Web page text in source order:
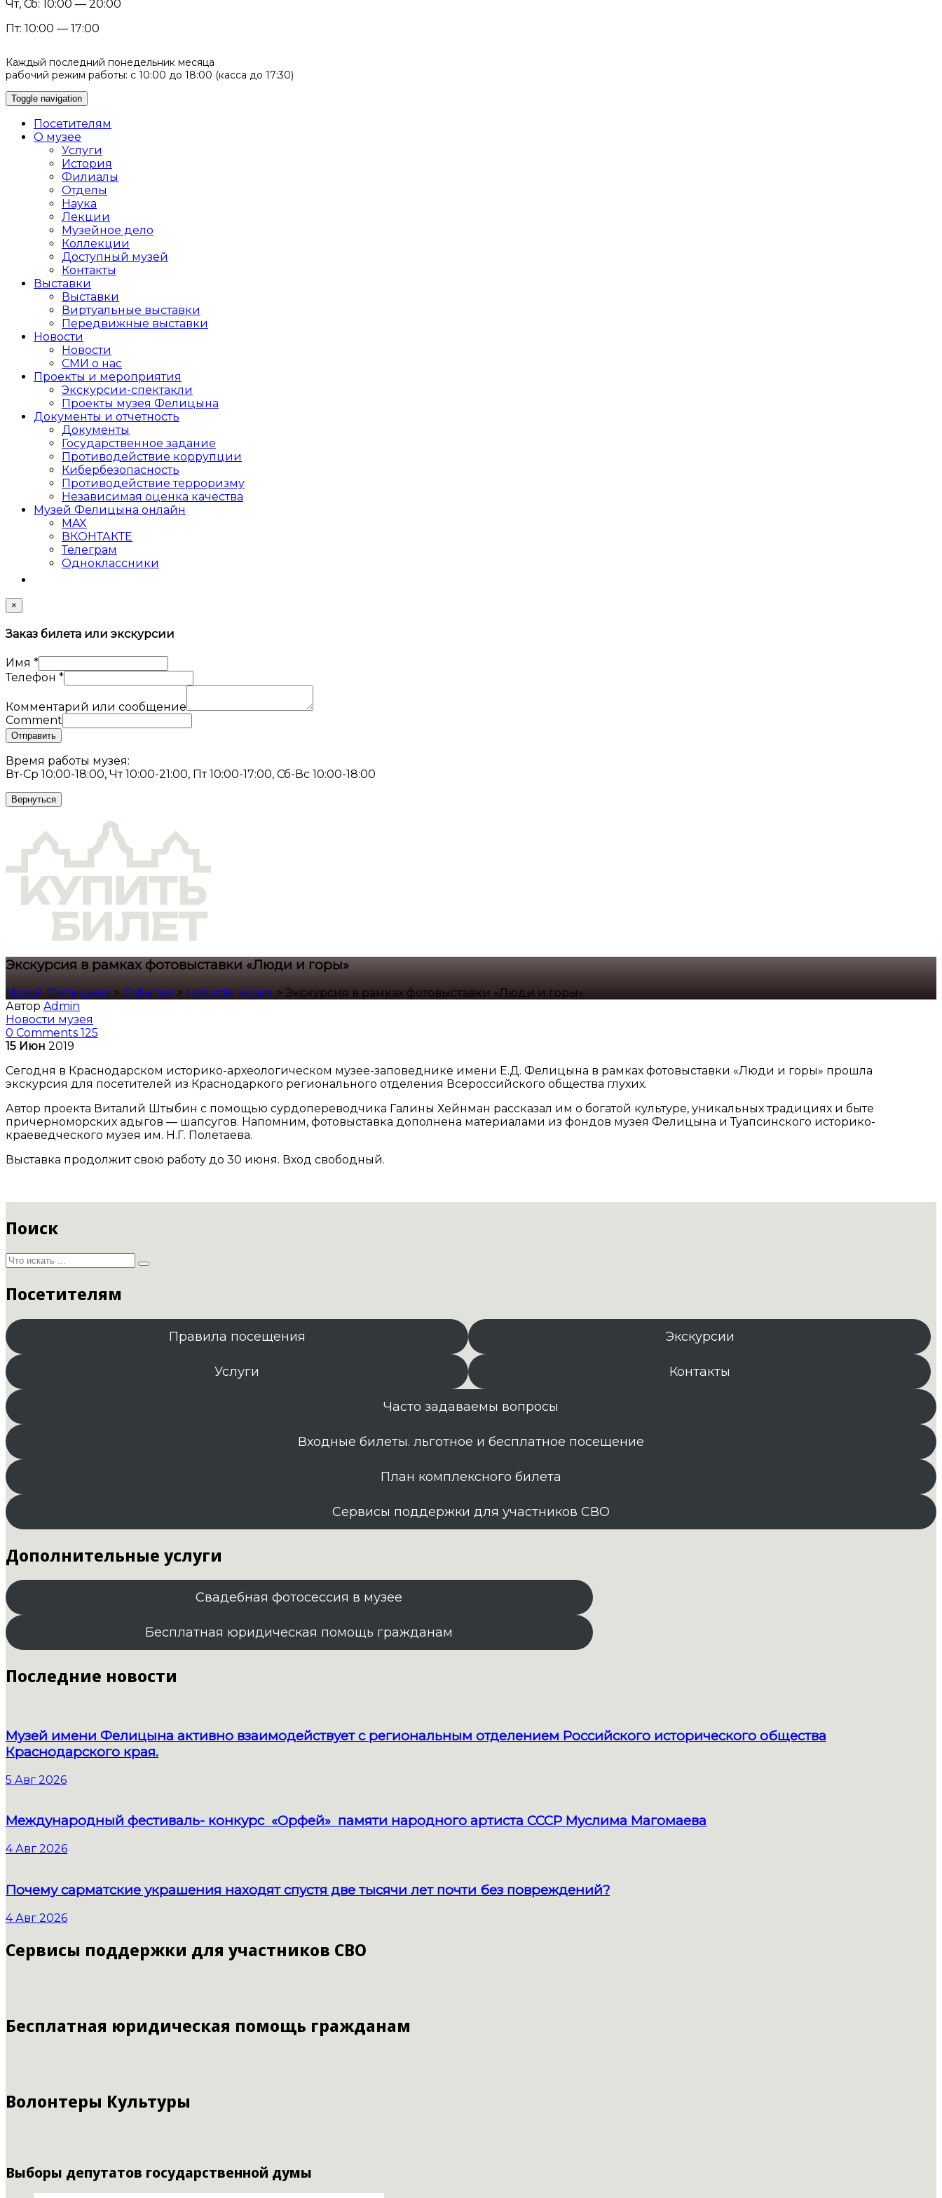
Чт, Сб: 10:00 — 20:00
Пт: 10:00 — 17:00
Каждый последний понедельник месяца
рабочий режим работы: с 10:00 до 18:00 (касса до 17:30)
Toggle navigation
Посетителям
О музее
Услуги
История
Филиалы
Отделы
Наука
Лекции
Музейное дело
Коллекции
Доступный музей
Контакты
Выставки
Выставки
Виртуальные выставки
Передвижные выставки
Новости
Новости
СМИ о нас
Проекты и мероприятия
Экскурсии-спектакли
Проекты музея Фелицына
Документы и отчетность
Документы
Государственное задание
Противодействие коррупции
Кибер­безопасность
Противодействие терроризму
Независимая оценка качества
Музей Фелицына онлайн
MAX
ВКОНТАКТЕ
Телеграм
Одноклассники
×
Заказ билета или экскурсии
Имя *
Телефон *
Комментарий или сообщение
Comment
Отправить
Время работы музея:
Вт-Ср 10:00-18:00, Чт 10:00-21:00, Пт 10:00-17:00, Сб-Вс 10:00-18:00
Вернуться
Экскурсия в рамках фотовыставки «Люди и горы»
Музей Фелицына > События > Новости музея > Экскурсия в рамках фотовыставки «Люди и горы»
Автор Admin
Новости музея
0 Comments 125
15 Июн 2019
Сегодня в Краснодарском историко-археологическом музее-заповеднике имени Е.Д. Фелицына в рамках фотовыставки «Люди и горы» прошла
экскурсия для посетителей из Краснодаркого регионального отделения Всероссийского общества глухих.
Автор проекта Виталий Штыбин с помощью сурдопереводчика Галины Хейнман рассказал им о богатой культуре, уникальных традициях и быте
причерноморских адыгов — шапсугов. Напомним, фотовыставка дополнена материалами из фондов музея Фелицына и Туапсинского историко-
краеведческого музея им. Н.Г. Полетаева.
Выставка продолжит свою работу до 30 июня. Вход свободный.
Поиск
Посетителям
Правила посещения Экскурсии
Услуги Контакты
Часто задаваемы вопросы
Входные билеты. льготное и бесплатное посещение
План комплексного билета
Сервисы поддержки для участников СВО
Дополнительные услуги
Свадебная фотосессия в музее
Бесплатная юридическая помощь гражданам
Последние новости
Музей имени Фелицына активно взаимодействует с региональным отделением Российского исторического общества
Краснодарского края.
5 Авг 2026
Международный фестиваль- конкурс «Орфей» памяти народного артиста СССР Муслима Магомаева
4 Авг 2026
Почему сарматские украшения находят спустя две тысячи лет почти без повреждений?
4 Авг 2026
Сервисы поддержки для участников СВО
Бесплатная юридическая помощь гражданам
Волонтеры Культуры
Выборы депутатов государственной думы